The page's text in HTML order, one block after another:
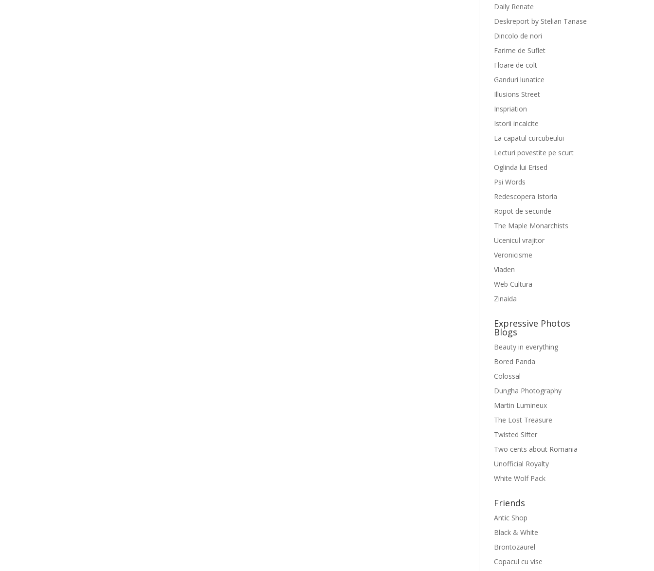
Daily Renate
Deskreport by Stelian Tanase
Dincolo de nori
Farime de Suflet
Floare de colt
Ganduri lunatice
Illusions Street
Inspriation
Istorii incalcite
La capatul curcubeului
Lecturi povestite pe scurt
Oglinda lui Erised
Psi Words
Redescopera Istoria
Ropot de secunde
The Maple Monarchists
Ucenicul vrajitor
Veronicisme
Vladen
Web Cultura
Zinaida
Expressive Photos
Blogs
Beauty in everything
Bored Panda
Colossal
Dungha Photography
Martin Lumineux
The Lost Treasure
Twisted Sifter
Two cents about Romania
Unofficial Royalty
White Wolf Pack
Friends
Antic Shop
Black & White
Brontozaurel
Copacul cu vise